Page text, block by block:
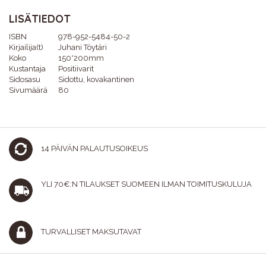
LISÄTIEDOT
ISBN
978-952-5484-50-2
Kirjailija(t)
Juhani Töytäri
Koko
150*200mm
Kustantaja
Positiivarit
Sidosasu
Sidottu, kovakantinen
Sivumäärä
80
14 PÄIVÄN PALAUTUSOIKEUS
YLI 70€:N TILAUKSET SUOMEEN ILMAN TOIMITUSKULUJA
TURVALLISET MAKSUTAVAT